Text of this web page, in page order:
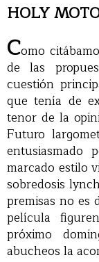
HOLY
Como
de las
cuestión
que tenía de
tenor de la
Futuro
entusiasmado
marcado estilo
sobredosis
premisas no es
película
próximo
abucheos la